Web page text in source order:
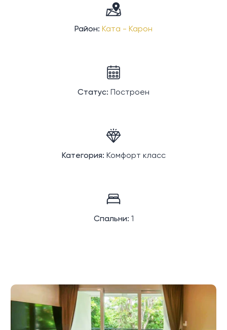
Район: Ката - Карон
Статус: Построен
Категория: Комфорт класс
Спальни: 1